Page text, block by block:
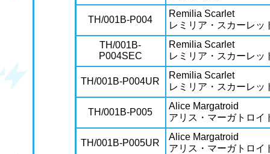
TH/001B-P004
Remilia Scarlet
レミリア・スカーレッ
TH/001B-
P004SEC
Remilia Scarlet
レミリア・スカーレッ
TH/001B-P004UR
Remilia Scarlet
レミリア・スカーレッ
TH/001B-P005
Alice Margatroid
アリス・マーガトロイ
TH/001B-P005UR
Alice Margatroid
アリス・マーガトロイ